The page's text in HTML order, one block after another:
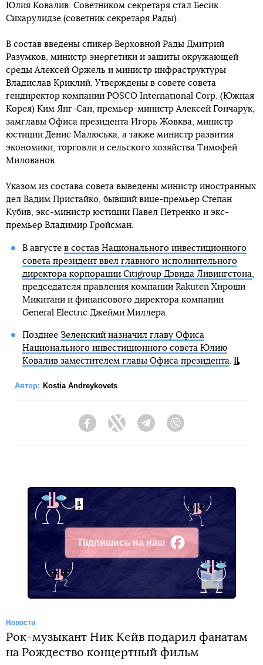
Юлия Ковалив. Советником секретаря стал Бесик
Сихарулидзе (советник секретаря Рады).
В состав введены спикер Верховной Рады Дмитрий
Разумков, министр энергетики и защиты окружающей
среды Алексей Оржель и министр инфраструктуры
Владислав Криклий. Утверждены в совете совета
гендиректор компании POSCO International Corp. (Южная
Корея) Ким Янг-Сан, премьер-министр Алексей Гончарук,
замглавы Офиса президента Игорь Жовква, министр
юстиции Денис Малюська, а также министр развития
экономики, торговли и сельского хозяйства Тимофей
Милованов.
Указом из состава совета выведены министр иностранных
дел Вадим Пристайко, бывший вице-премьер Степан
Кубив, экс-министр юстиции Павел Петренко и экс-
премьер Владимир Гройсман.
В августе в состав Национального инвестиционного
совета президент ввел главного исполнительного
директора корпорации Citigroup Дэвида Ливингстона,
председателя правления компании Rakuten Хироши
Микитани и финансового директора компании
General Electric Джейми Миллера.
Позднее Зеленский назначил главу Офиса
Национального инвестиционного совета Юлию
Ковалив заместителем главы Офиса президента.
Автор: Kostia Andreykovets
FacebookTwitter Telegram
Підпишись на наш
Facebook
Новости
Рок-музыкант Ник Кейв подарил фанатам
на Рождество концертный фильм